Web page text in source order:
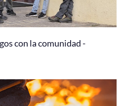
con la comunidad -